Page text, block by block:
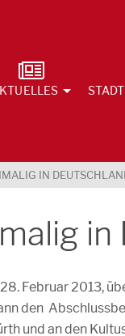
IN
in
Februar 2013,
den
und an den